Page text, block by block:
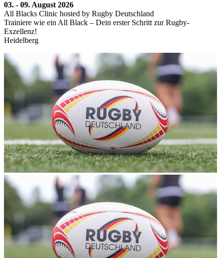
03. - 09. August 2026
All Blacks Clinic hosted by Rugby Deutschland
Trainiere wie ein All Black – Dein erster Schritt zur Rugby-
Exzellenz!
Heidelberg